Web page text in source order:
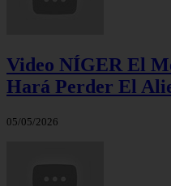
Video NÍGER El
Hará Perder El
05/05/2026